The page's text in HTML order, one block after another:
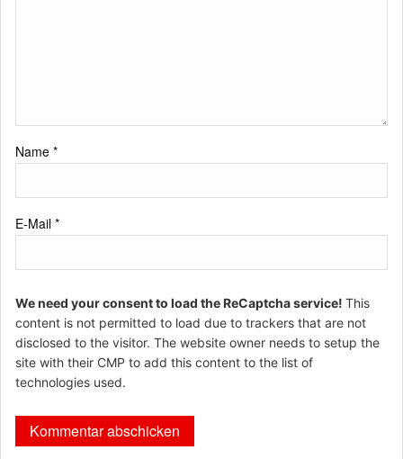
Name *
E-Mail *
We need your consent to load the ReCaptcha service! This
content is not permitted to load due to trackers that are not
disclosed to the visitor. The website owner needs to setup the
site with their CMP to add this content to the list of
technologies used.